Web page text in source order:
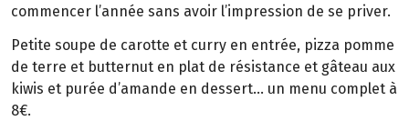
commencer l’année sans avoir l’impression de se priver.
Petite soupe de carotte et curry en entrée, pizza pomme
de terre et butternut en plat de résistance et gâteau aux
kiwis et purée d’amande en dessert… un menu complet à
8€.